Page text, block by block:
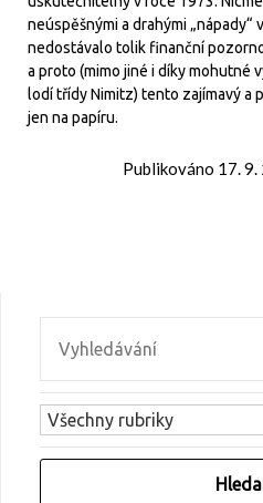
neúspěšnými a drahými „nápady“
nedostávalo tolik finanční
a proto (mimo jiné i díky mohutné
lodí třídy Nimitz) tento zajímavý a
jen na papíru.
Publikováno 17.